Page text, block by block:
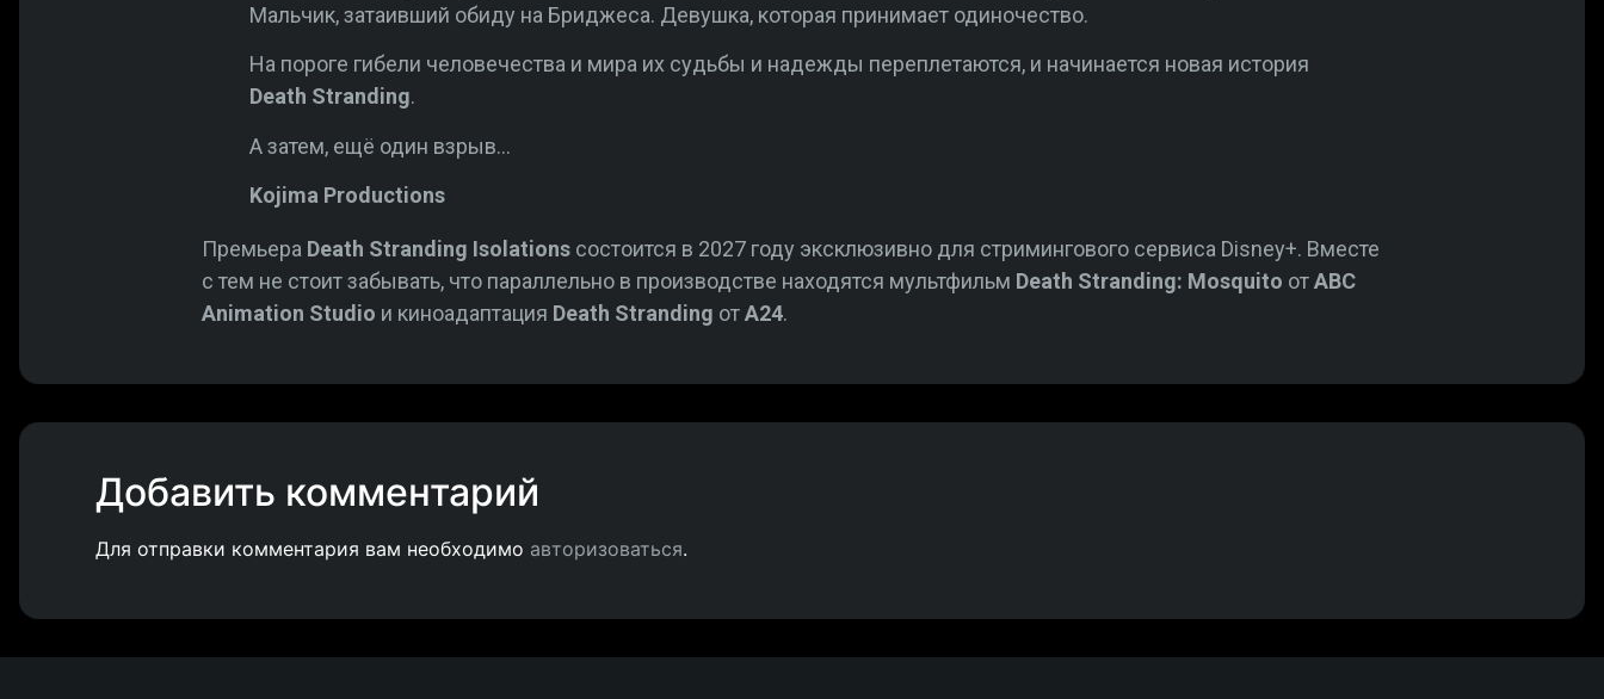
Мальчик, затаивший обиду на Бриджеса. Девушка, которая принимает одиночество.
На пороге гибели человечества и мира их судьбы и надежды переплетаются, и начинается новая история
Death Stranding.
А затем, ещё один взрыв…
Kojima Productions
Премьера Death Stranding Isolations состоится в 2027 году эксклюзивно для стримингового сервиса Disney+. Вместе
с тем не стоит забывать, что параллельно в производстве находятся мультфильм Death Stranding: Mosquito отABC
Animation Studio и киноадаптация Death Stranding отA24.
Добавить комментарий
Для отправки комментария вам необходимо авторизоваться.